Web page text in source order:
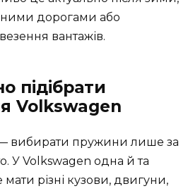
дорогами або
вантажів.
підібрати
Volkswagen
вибирати пружини лише за
У Volkswagen одна й та
різні кузови, двигуни,